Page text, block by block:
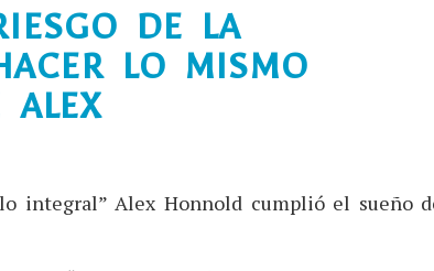
DE LA
LO MISMO
ALEX
integral” Alex Honnold cumplió el sueño